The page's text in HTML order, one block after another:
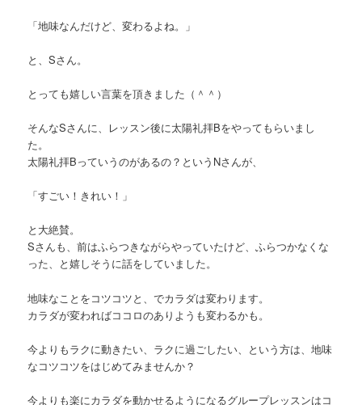
「地味なんだけど、変わるよね。」
と、Sさん。
とっても嬉しい言葉を頂きました（＾＾）
そんなSさんに、レッスン後に太陽礼拝Bをやってもらいまし
た。
太陽礼拝Bっていうのがあるの？というNさんが、
「すごい！きれい！」
と大絶賛。
Sさんも、前はふらつきながらやっていたけど、ふらつかなくな
った、と嬉しそうに話をしていました。
地味なことをコツコツと、でカラダは変わります。
カラダが変わればココロのありようも変わるかも。
今よりもラクに動きたい、ラクに過ごしたい、という方は、地味
なコツコツをはじめてみませんか？
今よりも楽にカラダを動かせるようになるグループレッスンはコ